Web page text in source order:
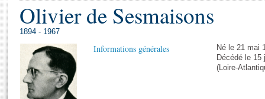
Général
:
Olivier de Sesmaisons
1894 - 1967
Informations générales
Né le 21 mai
Décédé le 15
(Loire-